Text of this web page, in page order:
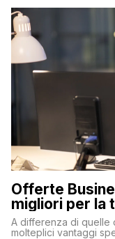
Offerte
migliori per la
A differenza di quelle
molteplici vantaggi